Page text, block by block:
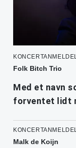
Folk Bitch Trio
Med et navn
forventet lidt
Malk de Koijn